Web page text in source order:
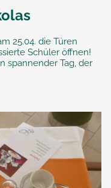
25.04. die Türen
Schüler öffnen!
spannender Tag, der